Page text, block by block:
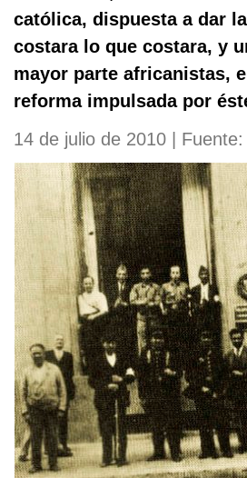
católica, dispuesta a dar
costara lo que costara, y
mayor parte africanistas,
reforma impulsada por
14 de julio de 2010 |